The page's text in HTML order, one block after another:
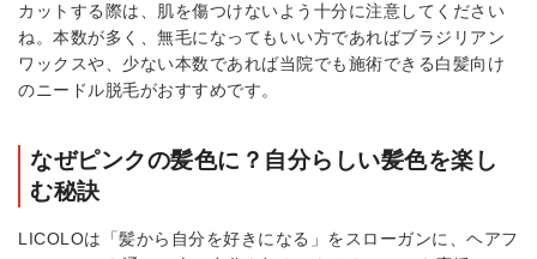
カットする際は、肌を傷つけないよう十分に注意してください
ね。本数が多く、無毛になってもいい方であればブラジリアン
ワックスや、少ない本数であれば当院でも施術できる白髪向け
のニードル脱毛がおすすめです。
なぜピンクの髪色に？自分らしい髪色を楽し
む秘訣
LICOLOは「髪から自分を好きになる」をスローガンに、ヘアフ